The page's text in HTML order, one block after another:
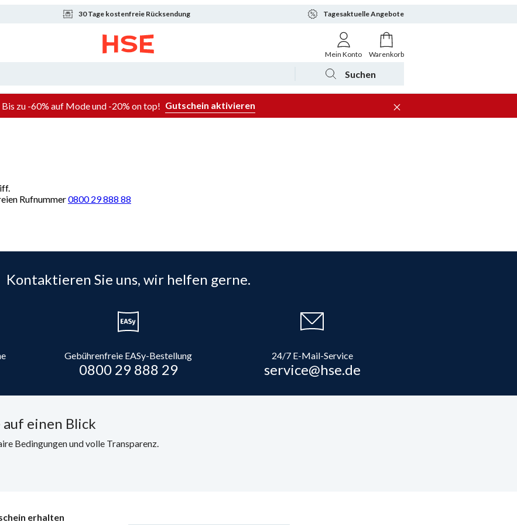
30 Tage kostenfreie Rücksendung Tagesaktuelle Angebote
Mein Konto Warenkorb
Suchen
Bis zu -60% auf Mode und -20% on top! Gutschein aktivieren
Rufnummer0800 29 888 88
Kontaktieren Sie uns, wir helfen gerne.
Gebührenfreie EASy-Bestellung
0800 29 888 29
24/7 E-Mail-Service
service@hse.de
einen Blick
Bedingungen und volle Transparenz.
erhalten